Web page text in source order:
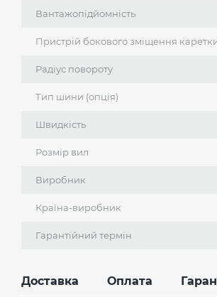
Вантажопідйомність
Пристрій бокового зміщення
Радіус повороту
Тип шини (опція)
Швидкість
Розмір вил
Виробник
Країна-виробник
Гарантійний термін
Доставка Оплата